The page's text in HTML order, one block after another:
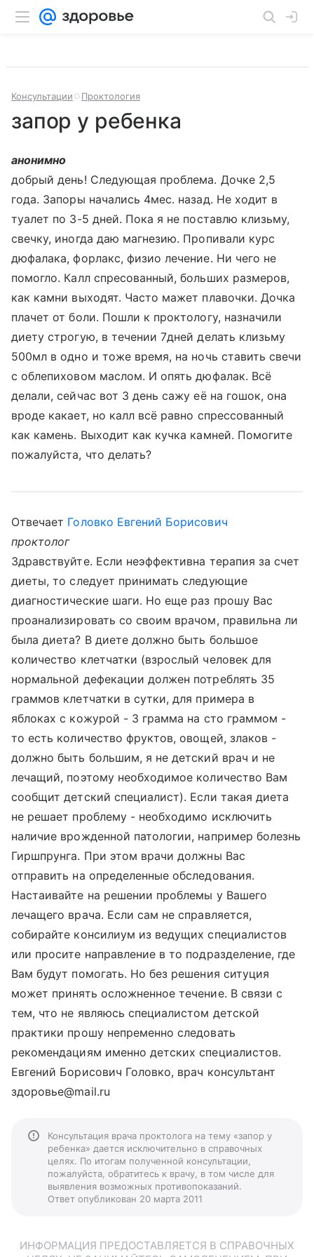
Консультации Проктология
запор у ребенка
анонимно
добрый день! Следующая проблема. Дочке 2,5
года. Запоры начались 4мес. назад. Не ходит в
туалет по 3-5 дней. Пока я не поставлю клизьму,
свечку, иногда даю магнезию. Пропивали курс
дюфалака, форлакс, физио лечение. Ни чего не
помогло. Калл спресованный, больших размеров,
как камни выходят. Часто мажет плавочки. Дочка
плачет от боли. Пошли к проктологу, назначили
диету строгую, в течении 7дней делать клизьму
500мл в одно и тоже время, на ночь ставить свечи
с облепиховом маслом. И опять дюфалак. Всё
делали, сейчас вот 3 день сажу её на гошок, она
вроде какает, но калл всё равно спрессованный
как камень. Выходит как кучка камней. Помогите
пожалуйста, что делать?
Отвечает Головко Евгений Борисович
проктолог
Здравствуйте. Если неэффективна терапия за счет
диеты, то следует принимать следующие
диагностические шаги. Но еще раз прошу Вас
проанализировать со своим врачом, правильна ли
была диета? В диете должно быть большое
количество клетчатки (взрослый человек для
нормальной дефекации должен потреблять 35
граммов клетчатки в сутки, для примера в
яблоках с кожурой - 3 грамма на сто граммом -
то есть количество фруктов, овощей, злаков -
должно быть большим, я не детский врач и не
лечащий, поэтому необходимое количество Вам
сообщит детский специалист). Если такая диета
не решает проблему - необходимо исключить
наличие врожденной патологии, например болезнь
Гиршпрунга. При этом врачи должны Вас
отправить на определенные обследования.
Настаивайте на решении проблемы у Вашего
лечащего врача. Если сам не справляется,
собирайте консилиум из ведущих специалистов
или просите направление в то подразделение, где
Вам будут помогать. Но без решения ситуция
может принять осложненное течение. В связи с
тем, что не являюсь специалистом детской
практики прошу непременно следовать
рекомендациям именно детских специалистов.
Евгений Борисович Головко, врач консультант
здоровье@mail.ru
Консультация врача проктолога на тему «запор у
ребенка» дается исключительно в справочных
целях. По итогам полученной консультации,
пожалуйста, обратитесь к врачу, в том числе для
выявления возможных противопоказаний.
Ответ опубликован 20 марта 2011
ИНФОРМАЦИЯ ПРЕДОСТАВЛЯЕТСЯ В СПРАВОЧНЫХ